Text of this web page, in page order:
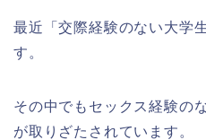
最近「交際経験のない大学
す。
その中でもセックス経験の
が取りざたされています。